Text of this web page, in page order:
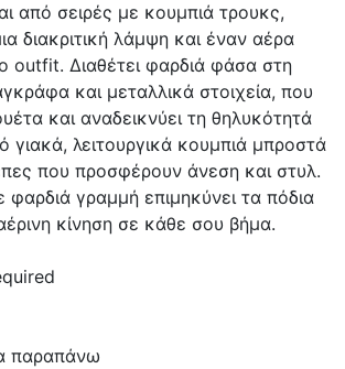
από σειρές με κουμπιά τρουκς,
διακριτική λάμψη και έναν αέρα
outfit. Διαθέτει φαρδιά φάσα στη
και μεταλλικά στοιχεία, που
και αναδεικνύει τη θηλυκότητά
γιακά, λειτουργικά κουμπιά μπροστά
που προσφέρουν άνεση και στυλ.
γραμμή επιμηκύνει τα πόδια
κίνηση σε κάθε σου βήμα.
παραπάνω